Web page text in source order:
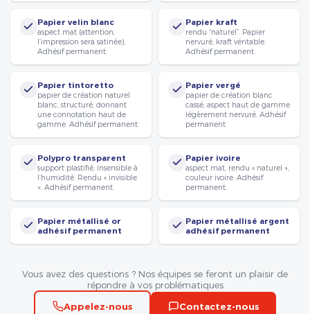
Papier velin blanc
aspect mat (attention,
l’impression sera satinée).
Adhésif permanent.
Papier kraft
rendu “naturel”. Papier
nervuré, kraft véritable.
Adhésif permanent.
Papier tintoretto
papier de création naturel
blanc, structuré, donnant
une connotation haut de
gamme. Adhésif permanent.
Papier vergé
papier de création blanc
cassé, aspect haut de gamme
légèrement nervuré. Adhésif
permanent.
Polypro transparent
support plastifié, insensible à
l’humidité. Rendu « invisible
». Adhésif permanent.
Papier ivoire
aspect mat, rendu « naturel »,
couleur ivoire. Adhésif
permanent.
Papier métallisé or
adhésif permanent
Papier métallisé argent
adhésif permanent
Vous avez des questions ? Nos équipes se feront un plaisir de
répondre à vos problématiques
Appelez-nous
Contactez-nous